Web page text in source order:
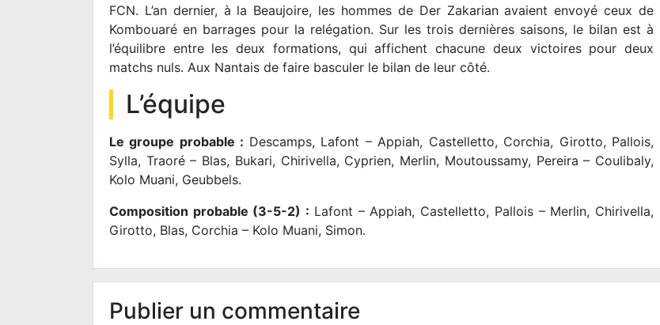
FCN. L’an dernier, à la Beaujoire, les hommes de Der Zakarian avaient envoyé ceux de
Kombouaré en barrages pour la relégation. Sur les trois dernières saisons, le bilan est à
l’équilibre entre les deux formations, qui affichent chacune deux victoires pour deux
matchs nuls. Aux Nantais de faire basculer le bilan de leur côté.
L’équipe
Le groupe probable : Descamps, Lafont – Appiah, Castelletto, Corchia, Girotto, Pallois,
Sylla, Traoré – Blas, Bukari, Chirivella, Cyprien, Merlin, Moutoussamy, Pereira – Coulibaly,
Kolo Muani, Geubbels.
Composition probable (3-5-2) : Lafont – Appiah, Castelletto, Pallois – Merlin, Chirivella,
Girotto, Blas, Corchia – Kolo Muani, Simon.
Publier un commentaire